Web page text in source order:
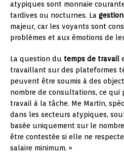
atypiques sont monnaie
tardives ou nocturnes. La
majeur, car les voyants sont
problèmes et aux émotions de
La question du temps de travail
travaillant sur des plateformes
peuvent être soumis à des
nombre de consultations, ce qui
travail à la tâche. Me Martin,
dans les secteurs atypiques,
basée uniquement sur le
être contestée si elle ne
salaire minimum. »